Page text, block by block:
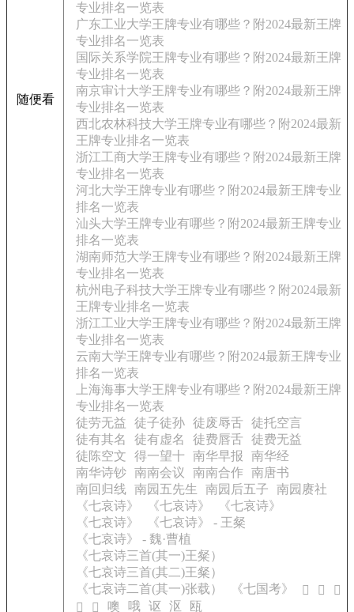
随便看
专业排名一览表
广东工业大学王牌专业有哪些？附2024最新王牌
专业排名一览表
国际关系学院王牌专业有哪些？附2024最新王牌
专业排名一览表
南京审计大学王牌专业有哪些？附2024最新王牌
专业排名一览表
西北农林科技大学王牌专业有哪些？附2024最新
王牌专业排名一览表
浙江工商大学王牌专业有哪些？附2024最新王牌
专业排名一览表
河北大学王牌专业有哪些？附2024最新王牌专业
排名一览表
汕头大学王牌专业有哪些？附2024最新王牌专业
排名一览表
湖南师范大学王牌专业有哪些？附2024最新王牌
专业排名一览表
杭州电子科技大学王牌专业有哪些？附2024最新
王牌专业排名一览表
浙江工业大学王牌专业有哪些？附2024最新王牌
专业排名一览表
云南大学王牌专业有哪些？附2024最新王牌专业
排名一览表
上海海事大学王牌专业有哪些？附2024最新王牌
专业排名一览表
徒劳无益
徒子徒孙 徒废辱舌
徒托空言
徒有其名
徒有虚名 徒费唇舌
徒费无益
徒陈空文
得一望十 南华早报
南华经
南华诗钞 南南会议 南南合作 南唐书
南回归线
南园五先生 南园后五子
南园赓社
《七哀诗》
《七哀诗》
《七哀诗》
《七哀诗》
《七哀诗》 - 王粲
《七哀诗》 - 魏·曹植
《七哀诗三首(其一)王粲）
《七哀诗三首(其二)王粲）
《七哀诗二首(其一)张载）
《七国考》 𧆩 𧆧
𧆱
𨵫
𤺝 噢 哦 讴 沤 瓯